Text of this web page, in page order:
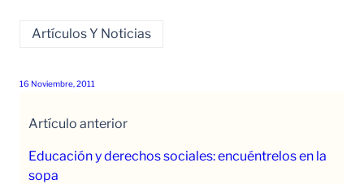
Artículos Y Noticias
16 Noviembre, 2011
Artículo anterior
Educación y derechos sociales: encuéntrelos en la
sopa